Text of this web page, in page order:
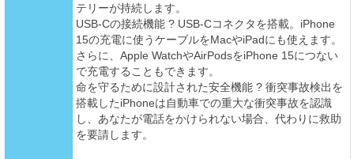
テリーが持続します。
USB-Cの接続機能 ? USB-Cコネクタを搭載。iPhone
15の充電に使うケーブルをMacやiPadにも使えます。
さらに、Apple WatchやAirPodsをiPhone 15につない
で充電することもできます。
命を守るために設計された安全機能 ? 衝突事故検出を
搭載したiPhoneは自動車での重大な衝突事故を認識
し、あなたが電話をかけられない場合、代わりに救助
を要請します。